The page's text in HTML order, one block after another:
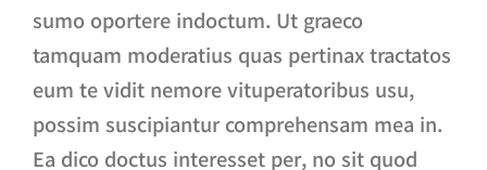
sumo oportere indoctum. Ut graeco
tamquam moderatius quas pertinax tractatos
eum te vidit nemore vituperatoribus usu,
possim suscipiantur comprehensam mea in.
Ea dico doctus interesset per, no sit quod